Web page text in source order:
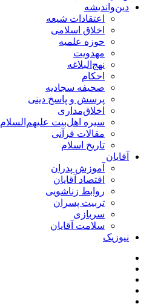
دین‌واندیشه
اعتقادات شیعه
اخلاق اسلامی
حوزه علمیه
مهدویت
نهج‌البلاغه
احکام
صحیفه سجادیه
پرسش و پاسخ دینی
اخلاق‌مداری
سیره اهل‌بیت علیهم‌السلام
مقالات قرآنی
تاریخ اسلام
آقایان
آموزش پدران
اقتصاد آقایان
روابط زناشویی
تربیت پسران
سربازی
سلامت آقایان
نیوزیک